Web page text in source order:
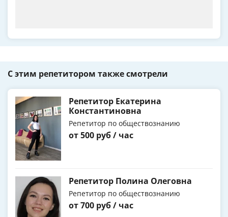
С этим репетитором также смотрели
Репетитор Екатерина
Константиновна
Репетитор по обществознанию
от 500 руб / час
Репетитор Полина Олеговна
Репетитор по обществознанию
от 700 руб / час